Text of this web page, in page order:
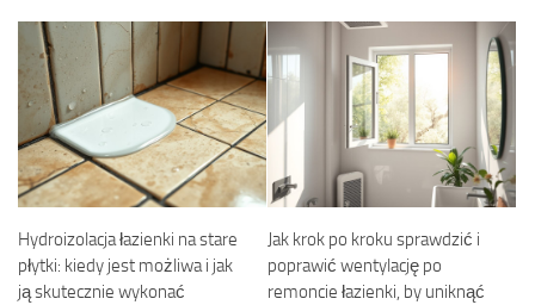
Hydroizolacja łazienki na stare
płytki: kiedy jest możliwa i jak
ją skutecznie wykonać
Jak krok po kroku sprawdzić i
poprawić wentylację po
remoncie łazienki, by uniknąć